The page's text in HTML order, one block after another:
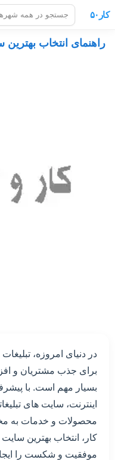
کار۵۰
راهنمای انتخاب
در دنیای امروزه،
برای جذب مشتریان و
بسیار مهم است. با
اینترنت، سایت های
محصولات و خدمات به
کار، انتخاب بهترین
موفقیت و شکست را